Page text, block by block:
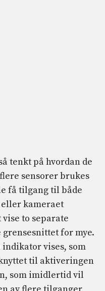
tenkt på hvordan de
sensorer brukes
få tilgang til både
kameraet
to separate
for mye.
vises, som
til aktiveringen
som imidlertid vil